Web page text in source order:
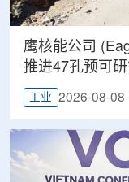
鹰核能公司
推进47孔预可
工业 2026-08-08